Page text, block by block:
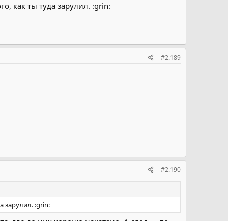
как ты туда зарулил. :grin:
#2.189
#2.190
зарулил. :grin: